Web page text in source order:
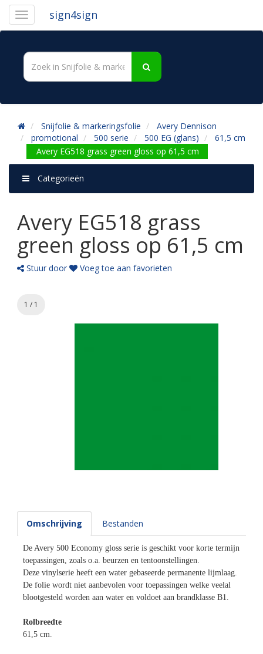
sign4sign
Snijfolie & markeringsfolie
Avery Dennison
promotional
500 serie 500 EG (glans)
61,5 cm
Avery EG518 grass green gloss op 61,5 cm
Categorieën
Avery EG518 grass
green gloss op 61,5 cm
Stuur door Voeg toe aan favorieten
1 / 1
Omschrijving Bestanden
De Avery 500 Economy gloss serie is geschikt voor korte termijn
toepassingen, zoals o.a. beurzen en tentoonstellingen.
Deze vinylserie heeft een water gebaseerde permanente lijmlaag.
De folie wordt niet aanbevolen voor toepassingen welke veelal
blootgesteld worden aan water en voldoet aan brandklasse B1.
Rolbreedte
61,5 cm.